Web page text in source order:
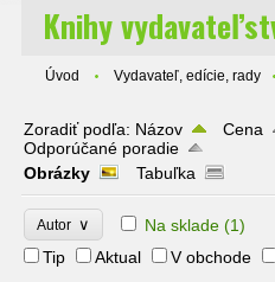
Knihy
Úvod Vydavateľ, edície, rady
Zoradiť podľa: Názov Cena
Odporúčané poradie
Obrázky
Tabuľka
Autor ∨ Na sklade (1)
Tip
Aktual V obchode